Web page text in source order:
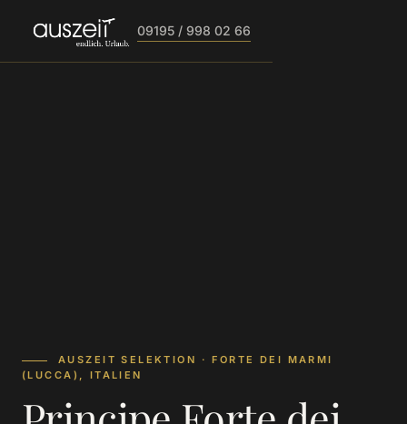
09195 / 998 02 66
AUSZEIT SELEKTION · FORTE DEI MARMI
(LUCCA), ITALIEN